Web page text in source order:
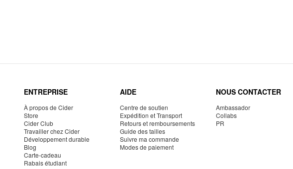
ENTREPRISE
À propos de Cider
Store
Cider Club
Travailler chez Cider
Développement durable
Blog
Carte-cadeau
Rabais étudiant
AIDE
Centre de soutien
Expédition et Transport
Retours et remboursements
Guide des tailles
Suivre ma commande
Modes de paiement
NOUS CONTACTER
Ambassador
Collabs
PR